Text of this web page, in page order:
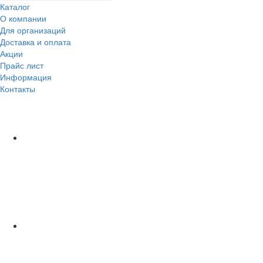
Каталог
О компании
Для организаций
Доставка и оплата
Акции
Прайс лист
Информация
Контакты